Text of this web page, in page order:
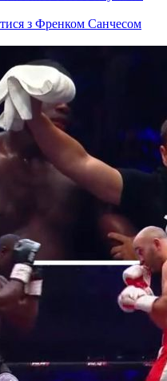
з Френком Санчесом